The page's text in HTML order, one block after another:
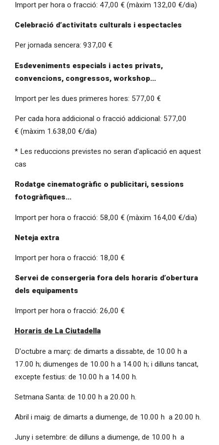
Import per hora o fracció: 47,00 € (màxim 132,00 €/dia)
Celebració d’activitats culturals i espectacles
Per jornada sencera: 937,00 €
Esdeveniments especials i actes privats,
convencions, congressos, workshop...
Import per les dues primeres hores: 577,00 €
Per cada hora addicional o fracció addicional: 577,00
€ (màxim 1.638,00 €/dia)
* Les reduccions previstes no seran d'aplicació en aquest
cas
Rodatge cinematogràfic o publicitari, sessions
fotogràfiques...
Import per hora o fracció: 58,00 € (màxim 164,00 €/dia)
Neteja extra
Import per hora o fracció: 18,00 €
Servei de consergeria fora dels horaris d’obertura
dels equipaments
Import per hora o fracció: 26,00 €
Horaris de La Ciutadella
D'octubre a març: de dimarts a dissabte, de 10.00 h a
17.00 h; diumenges de 10.00 h a 14.00 h; i dilluns tancat,
excepte festius: de 10.00 h a 14.00 h.
Setmana Santa: de 10.00 h a 20.00 h.
Abril i maig: de dimarts a diumenge, de 10.00 h a 20.00 h.
Juny i setembre: de dilluns a diumenge, de 10.00 h a